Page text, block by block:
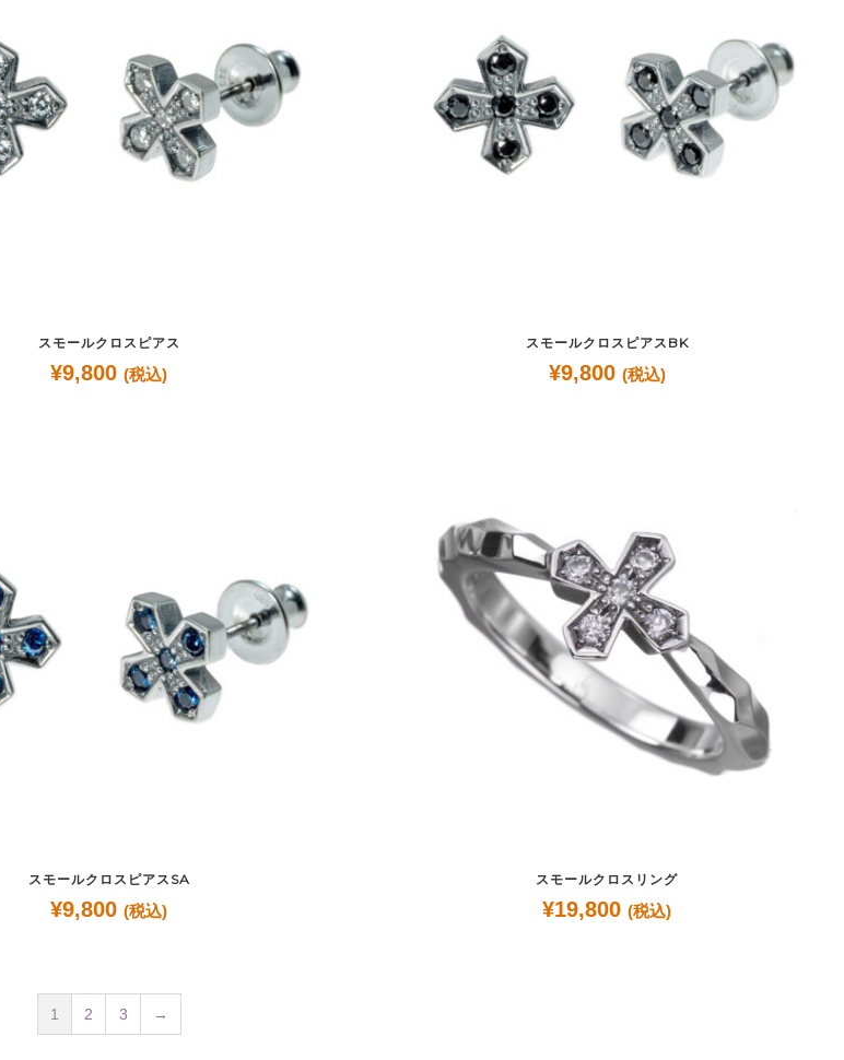
スモールクロスピアス
¥9,800 (税込)
スモールクロスピアスBK
¥9,800 (税込)
スモールクロスピアスSA
¥9,800 (税込)
スモールクロスリング
¥19,800 (税込)
1 2 3 →